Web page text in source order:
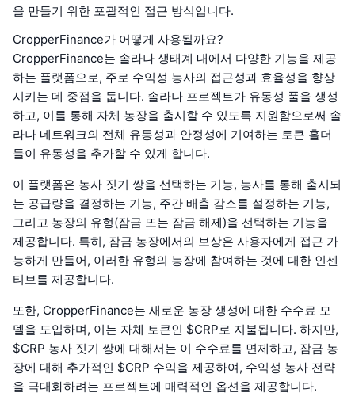
을 만들기 위한 포괄적인 접근 방식입니다.
CropperFinance가 어떻게 사용될까요?
CropperFinance는 솔라나 생태계 내에서 다양한 기능을 제공
하는 플랫폼으로, 주로 수익성 농사의 접근성과 효율성을 향상
시키는 데 중점을 둡니다. 솔라나 프로젝트가 유동성 풀을 생성
하고, 이를 통해 자체 농장을 출시할 수 있도록 지원함으로써 솔
라나 네트워크의 전체 유동성과 안정성에 기여하는 토큰 홀더
들이 유동성을 추가할 수 있게 합니다.
이 플랫폼은 농사 짓기 쌍을 선택하는 기능, 농사를 통해 출시되
는 공급량을 결정하는 기능, 주간 배출 감소를 설정하는 기능,
그리고 농장의 유형(잠금 또는 잠금 해제)을 선택하는 기능을
제공합니다. 특히, 잠금 농장에서의 보상은 사용자에게 접근 가
능하게 만들어, 이러한 유형의 농장에 참여하는 것에 대한 인센
티브를 제공합니다.
또한, CropperFinance는 새로운 농장 생성에 대한 수수료 모
델을 도입하며, 이는 자체 토큰인 $CRP로 지불됩니다. 하지만,
$CRP 농사 짓기 쌍에 대해서는 이 수수료를 면제하고, 잠금 농
장에 대해 추가적인 $CRP 수익을 제공하여, 수익성 농사 전략
을 극대화하려는 프로젝트에 매력적인 옵션을 제공합니다.